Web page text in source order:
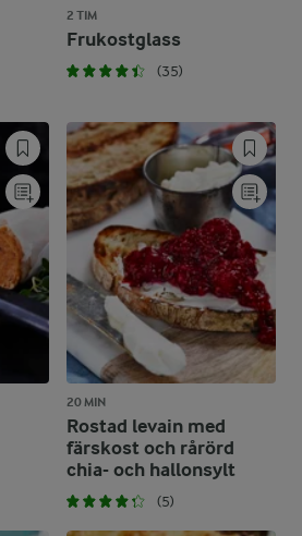
2 TIM
Frukostglass
(35)
20 MIN
Rostad levain med
färskost och rårörd
chia- och hallonsylt
(5)